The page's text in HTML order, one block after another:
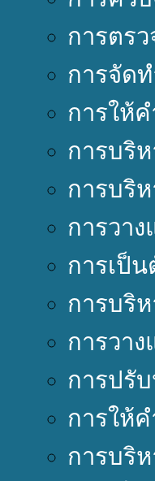
การตร
การจัด
การให้
การบริห
การบริ
การวา
การเป็
การบริห
การวา
การปรั
การให้
การบริ